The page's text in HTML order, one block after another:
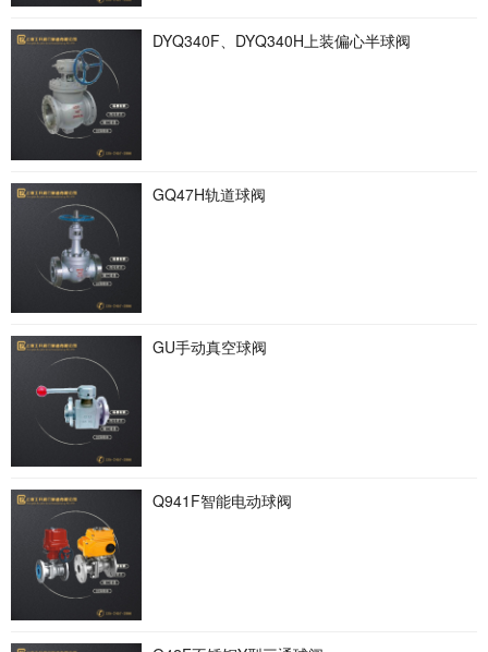
DYQ340F、DYQ340H上装偏心半球阀
GQ47H轨道球阀
GU手动真空球阀
Q941F智能电动球阀